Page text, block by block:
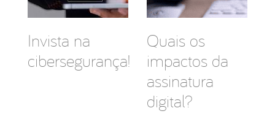
Invista na
cibersegurança!
Quais os
impactos da
assinatura
digital?